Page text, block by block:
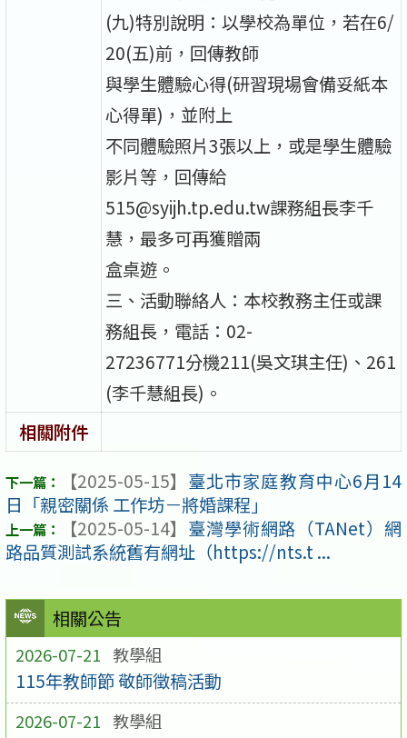
相關公告
2026-07-21 教學組
115年教師節 敬師徵稿活動
2026-07-21 教學組
(九)特別說明：以學校為單位，若在6/
20(五)前，回傳教師
與學生體驗心得(研習現場會備妥紙本
心得單)，並附上
不同體驗照片3張以上，或是學生體驗
影片等，回傳給
515@syijh.tp.edu.tw課務組長李千
慧，最多可再獲贈兩
盒桌遊。
三、活動聯絡人：本校教務主任或課
務組長，電話：02-
27236771分機211(吳文琪主任)、261
(李千慧組長)。
相關附件
【2025-05-15】 臺北市家庭教育中心6月14
日「親密關係 工作坊－將婚課程」
【2025-05-14】 臺灣學術網路（TANet）網
路品質測試系統舊有網址（https://nts.t ...